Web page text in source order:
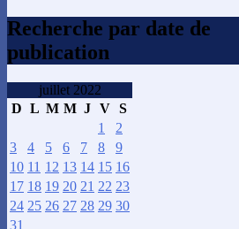
Recherche par date de
publication
juillet 2022
D L M M J V S
1
2
3
4 5 6 7 8
9
10 11 12 13 14 15 16
17 18 19 20 21 22 23
24 25 26 27 28 29 30
31